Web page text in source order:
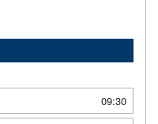
09:30